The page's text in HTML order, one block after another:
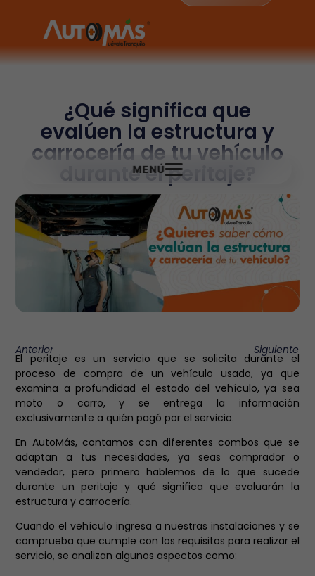
¿Qué significa que
evalúen la estructura y
carrocería de tu vehículo
durante el peritaje?
El peritaje es un servicio que se solicita durante el
proceso de compra de un vehículo usado, ya que
examina a profundidad el estado del vehículo, ya sea
moto o carro, y se entrega la información
exclusivamente a quién pagó por el servicio.
En AutoMás, contamos con diferentes combos que se
adaptan a tus necesidades, ya seas comprador o
vendedor, pero primero hablemos de lo que sucede
durante un peritaje y qué significa que evaluarán la
estructura y carrocería.
Cuando el vehículo ingresa a nuestras instalaciones y se
comprueba que cumple con los requisitos para realizar el
servicio, se analizan algunos aspectos como:
Anterior Siguiente
MENÚ